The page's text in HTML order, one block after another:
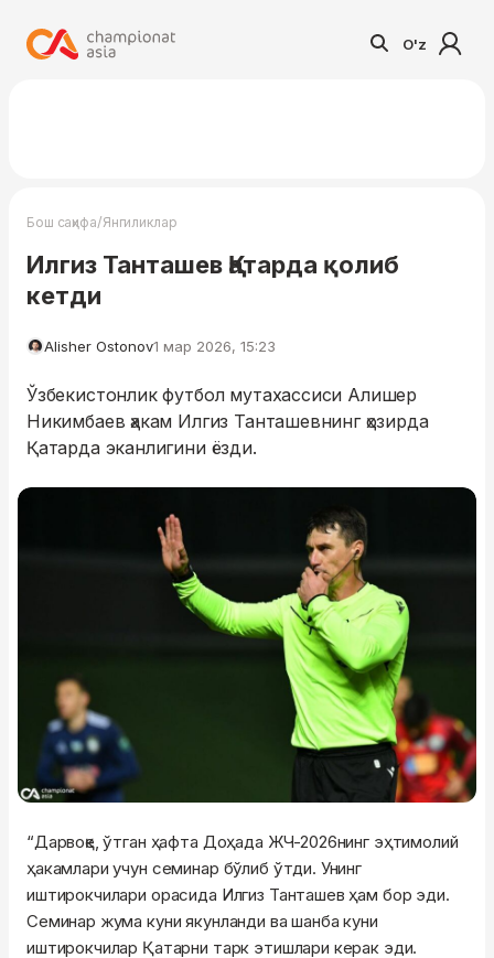
O'z
Бош саҳифа/Янгиликлар
Илгиз Танташев Қатарда қолиб
кетди
Alisher Ostonov1 мар 2026, 15:23
Ўзбекистонлик футбол мутахассиси Алишер
Никимбаев ҳакам Илгиз Танташевнинг ҳозирда
Қатарда эканлигини ёзди.
“Дарвоқе, ўтган ҳафта Доҳада ЖЧ-2026нинг эҳтимолий
ҳакамлари учун семинар бўлиб ўтди. Унинг
иштирокчилари орасида Илгиз Танташев ҳам бор эди.
Семинар жума куни якунланди ва шанба куни
иштирокчилар Қатарни тарк этишлари керак эди.